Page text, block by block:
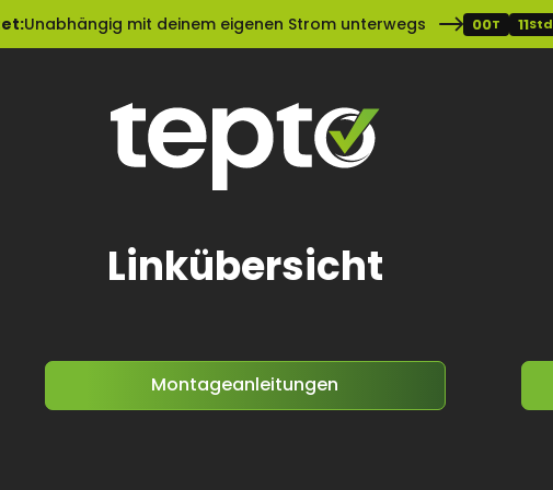
Unabhängig mit deinem eigenen Strom unterwegs 00T 11Std
Linkübersicht
Montageanleitungen